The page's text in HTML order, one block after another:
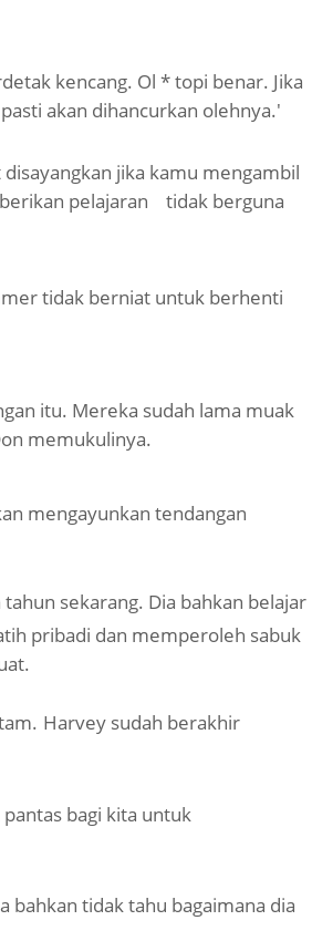
kencang. Ol * topi benar. Jika
akan dihancurkan olehnya.'
jika kamu mengambil
pelajaran
tidak berguna
tidak berniat untuk berhenti
itu. Mereka sudah lama muak
memukulinya.
mengayunkan tendangan
sekarang. Dia bahkan belajar
pribadi dan memperoleh sabuk
Harvey sudah berakhir
bagi kita untuk
bahkan tidak tahu bagaimana dia